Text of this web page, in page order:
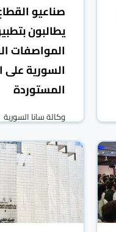
صناعيو
يطالبون
المواصفات
السورية على
المستوردة
وكالة سانا السورية